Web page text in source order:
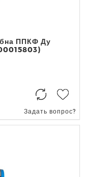
ППКФ Ду
Задать вопрос?